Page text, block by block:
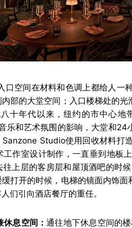
空间在材料和色调上都给人一
部的大堂空间；入口楼梯处的
十年代以来，纽约的市中心
乐和艺术氛围的影响，大堂和
Studio使用回收材料打
作室设计制作，一直垂到地板
上层的客房层和屋顶酒吧的时
打开的时候，电梯的镜面内饰
们引向酒店餐厅的重任。
息空间：通往地下休息空间的